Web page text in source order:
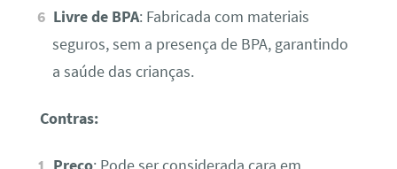
Livre de BPA: Fabricada com materiais
seguros, sem a presença de BPA, garantindo
a saúde das crianças.
Contras: